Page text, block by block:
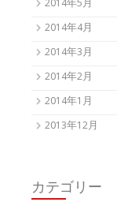
2014年5月
2014年4月
2014年3月
2014年2月
2014年1月
2013年12月
カテゴリー